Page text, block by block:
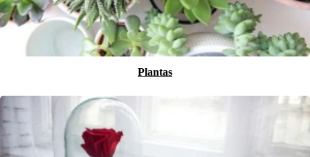
Plantas